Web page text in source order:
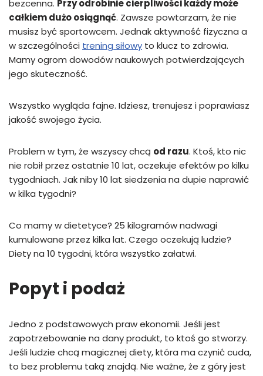
bezcenna. Przy odrobinie cierpliwości każdy może
całkiem dużo osiągnąć. Zawsze powtarzam, że nie
musisz być sportowcem. Jednak aktywność fizyczna a
w szczególności trening siłowy to klucz to zdrowia.
Mamy ogrom dowodów naukowych potwierdzających
jego skuteczność.
Wszystko wygląda fajne. Idziesz, trenujesz i poprawiasz
jakość swojego życia.
Problem w tym, że wszyscy chcą od razu. Ktoś, kto nic
nie robił przez ostatnie 10 lat, oczekuje efektów po kilku
tygodniach. Jak niby 10 lat siedzenia na dupie naprawić
w kilka tygodni?
Co mamy w dietetyce? 25 kilogramów nadwagi
kumulowane przez kilka lat. Czego oczekują ludzie?
Diety na 10 tygodni, która wszystko załatwi.
Popyt i podaż
Jedno z podstawowych praw ekonomii. Jeśli jest
zapotrzebowanie na dany produkt, to ktoś go stworzy.
Jeśli ludzie chcą magicznej diety, która ma czynić cuda,
to bez problemu taką znajdą. Nie ważne, że z góry jest